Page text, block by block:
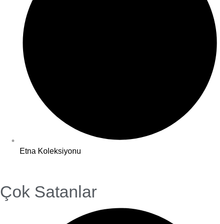
Etna Koleksiyonu
Çok Satanlar